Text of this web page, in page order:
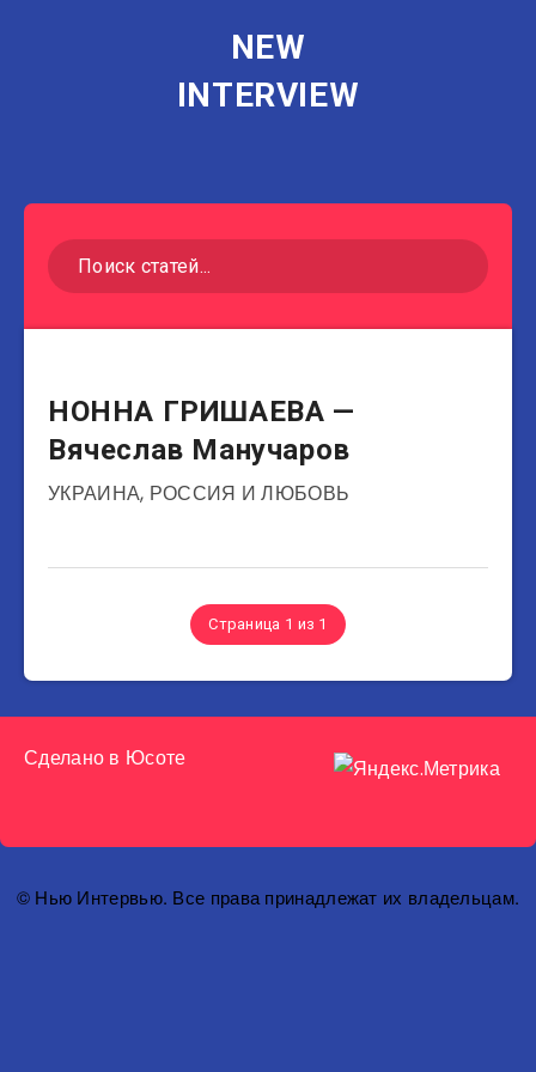
NEW
INTERVIEW
НОННА ГРИШАЕВА —
Вячеслав Манучаров
УКРАИНА, РОССИЯ И ЛЮБОВЬ
Страница 1 из 1
Сделано в Юсоте
© Нью Интервью. Все права принадлежат их владельцам.